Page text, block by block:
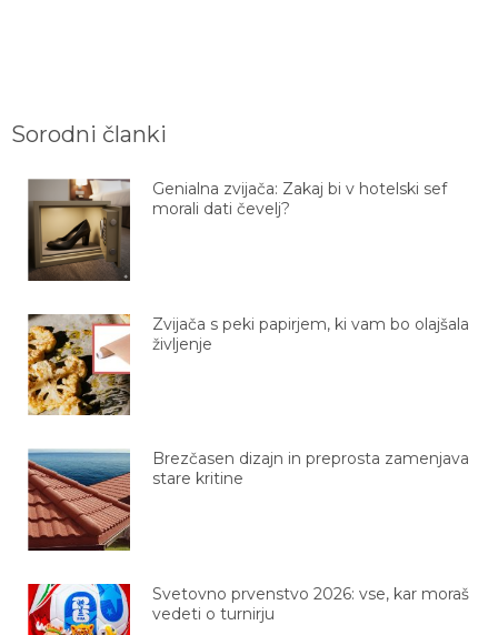
Sorodni članki
Genialna zvijača: Zakaj bi v hotelski sef
morali dati čevelj?
Zvijača s peki papirjem, ki vam bo olajšala
življenje
Brezčasen dizajn in preprosta zamenjava
stare kritine
Svetovno prvenstvo 2026: vse, kar moraš
vedeti o turnirju